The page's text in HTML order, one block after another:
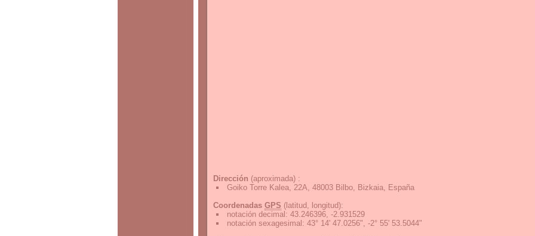
Dirección (aproximada) :
Goiko Torre Kalea, 22A, 48003 Bilbo, Bizkaia, España
Coordenadas GPS (latitud, longitud):
notación decimal : 43.246396, -2.931529
notación sexagesimal : 43° 14' 47.0256", -2° 55' 53.5044"